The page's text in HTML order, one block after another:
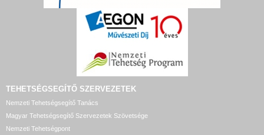
TEHETSÉGSEGÍTŐ SZERVEZETEK
Nemzeti Tehetségsegítő Tanács
Magyar Tehetségsegítő Szervezetek Szövetsége
Nemzeti Tehetségpont